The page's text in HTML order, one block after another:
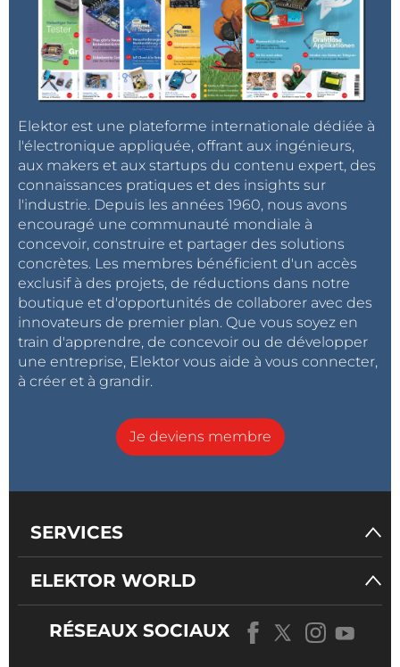
Elektor est une plateforme internationale dédiée à
l'électronique appliquée, offrant aux ingénieurs,
aux makers et aux startups du contenu expert, des
connaissances pratiques et des insights sur
l'industrie. Depuis les années 1960, nous avons
encouragé une communauté mondiale à
concevoir, construire et partager des solutions
concrètes. Les membres bénéficient d'un accès
exclusif à des projets, de réductions dans notre
boutique et d'opportunités de collaborer avec des
innovateurs de premier plan. Que vous soyez en
train d'apprendre, de concevoir ou de développer
une entreprise, Elektor vous aide à vous connecter,
à créer et à grandir.
Je deviens membre
SERVICES
ELEKTOR WORLD
RÉSEAUX SOCIAUX